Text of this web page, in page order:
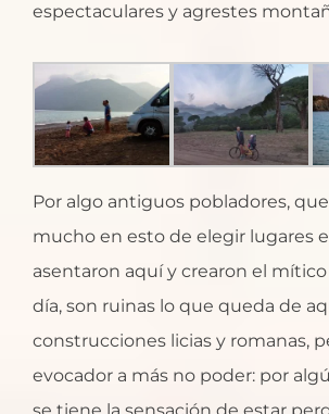
espectaculares y agrestes
Por algo antiguos pobladores,
mucho en esto de elegir lugares
asentaron aquí y crearon el
día, son ruinas lo que queda de
construcciones licias y romanas,
evocador a más no poder: por